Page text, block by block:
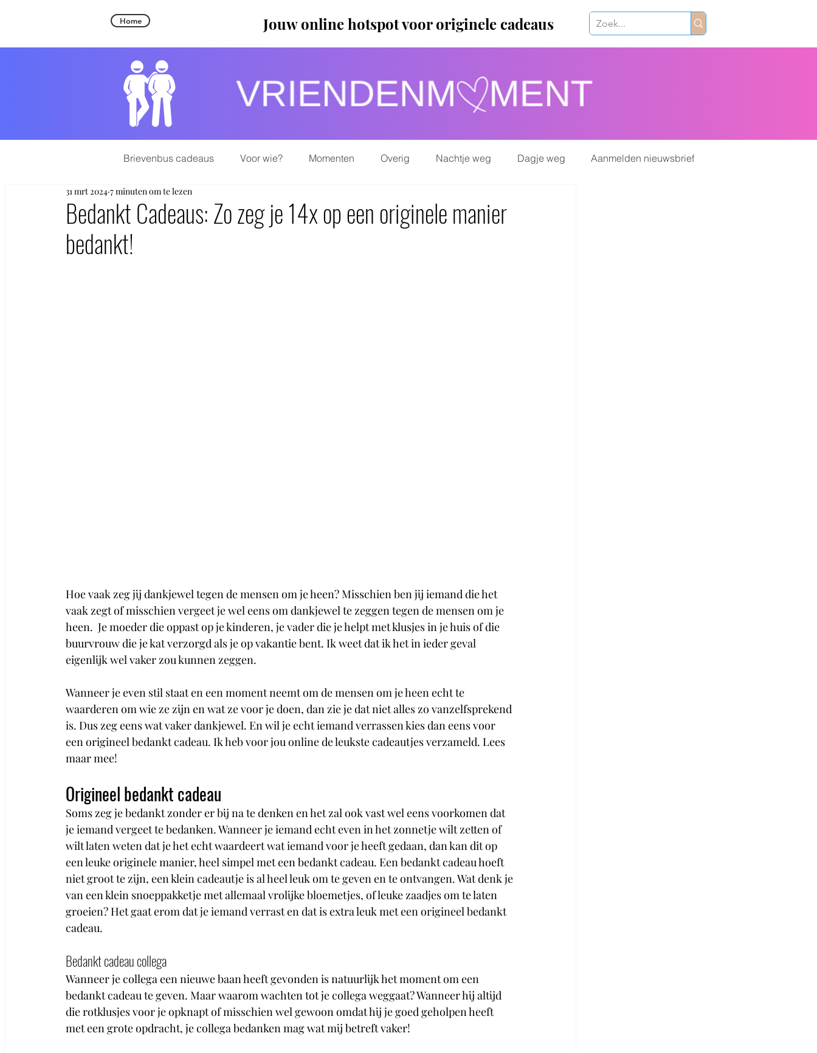
Home Jouw online hotspot voor originele cadeaus
Brievenbus cadeaus Voor wie? Momenten Overig Nachtje weg Dagje weg Aanmelden nieuwsbrief
Bedankt Cadeaus: Zo zeg je 14x op een originele manier
bedankt!
31 mrt 2024 7 minuten om te lezen
Hoe vaak zeg jij dankjewel tegen de mensen om je heen? Misschien ben jij iemand die het
vaak zegt of misschien vergeet je wel eens om dankjewel te zeggen tegen de mensen om je
heen.  Je moeder die oppast op je kinderen, je vader die je helpt met klusjes in je huis of die
buurvrouw die je kat verzorgd als je op vakantie bent. Ik weet dat ik het in ieder geval
eigenlijk wel vaker zou kunnen zeggen.
Wanneer je even stil staat en een moment neemt om de mensen om je heen echt te
waarderen om wie ze zijn en wat ze voor je doen, dan zie je dat niet alles zo vanzelfsprekend
is. Dus zeg eens wat vaker dankjewel. En wil je echt iemand verrassen kies dan eens voor
een origineel bedankt cadeau. Ik heb voor jou online de leukste cadeautjes verzameld. Lees
maar mee!
Origineel bedankt cadeau
Soms zeg je bedankt zonder er bij na te denken en het zal ook vast wel eens voorkomen dat
je iemand vergeet te bedanken. Wanneer je iemand echt even in het zonnetje wilt zetten of
wilt laten weten dat je het echt waardeert wat iemand voor je heeft gedaan, dan kan dit op
een leuke originele manier, heel simpel met een bedankt cadeau. Een bedankt cadeau hoeft
niet groot te zijn, een klein cadeautje is al heel leuk om te geven en te ontvangen. Wat denk je
van een klein snoeppakketje met allemaal vrolijke bloemetjes, of leuke zaadjes om te laten
groeien? Het gaat erom dat je iemand verrast en dat is extra leuk met een origineel bedankt
cadeau.
Bedankt cadeau collega
Wanneer je collega een nieuwe baan heeft gevonden is natuurlijk het moment om een
bedankt cadeau te geven. Maar waarom wachten tot je collega weggaat? Wanneer hij altijd
die rotklusjes voor je opknapt of misschien wel gewoon omdat hij je goed geholpen heeft
met een grote opdracht, je collega bedanken mag wat mij betreft vaker!